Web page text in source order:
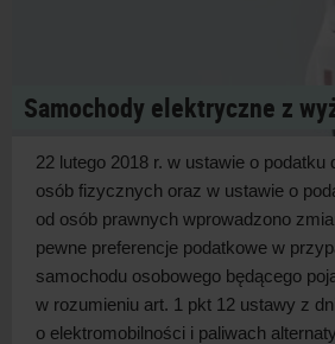
Samochody elektryczne z
22 lutego 2018 r. w ustawie o podatku
osób fizycznych oraz w ustawie o
od osób prawnych wprowadzono
pewne preferencje podatkowe w
samochodu osobowego będącego
w rozumieniu art. 1 pkt 12 ustawy z
o elektromobilności i paliwach